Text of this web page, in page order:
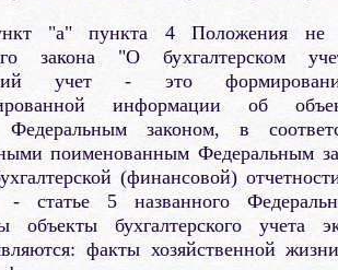
"а" пункта 4 Положения не
закона "О бухгалтерском
учет - это
информации об
Федеральным законом, в
поименованным Федеральным
(финансовой)
- статье 5 названного
объекты бухгалтерского учета
факты хозяйственной